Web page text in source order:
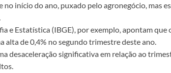
início do ano, puxado pelo agronegócio, mas
e Estatística (IBGE), por exemplo, apontam que
de 0,4% no segundo trimestre deste ano.
desaceleração significativa em relação ao